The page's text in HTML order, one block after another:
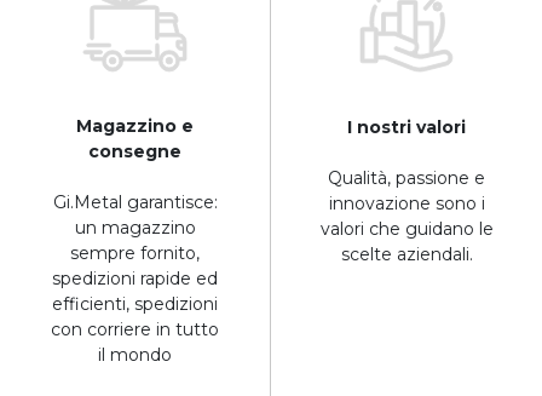
Magazzino e
consegne
Gi.Metal garantisce:
un magazzino
sempre fornito,
spedizioni rapide ed
efficienti, spedizioni
con corriere in tutto
il mondo
I nostri valori
Qualità, passione e
innovazione sono i
valori che guidano le
scelte aziendali.